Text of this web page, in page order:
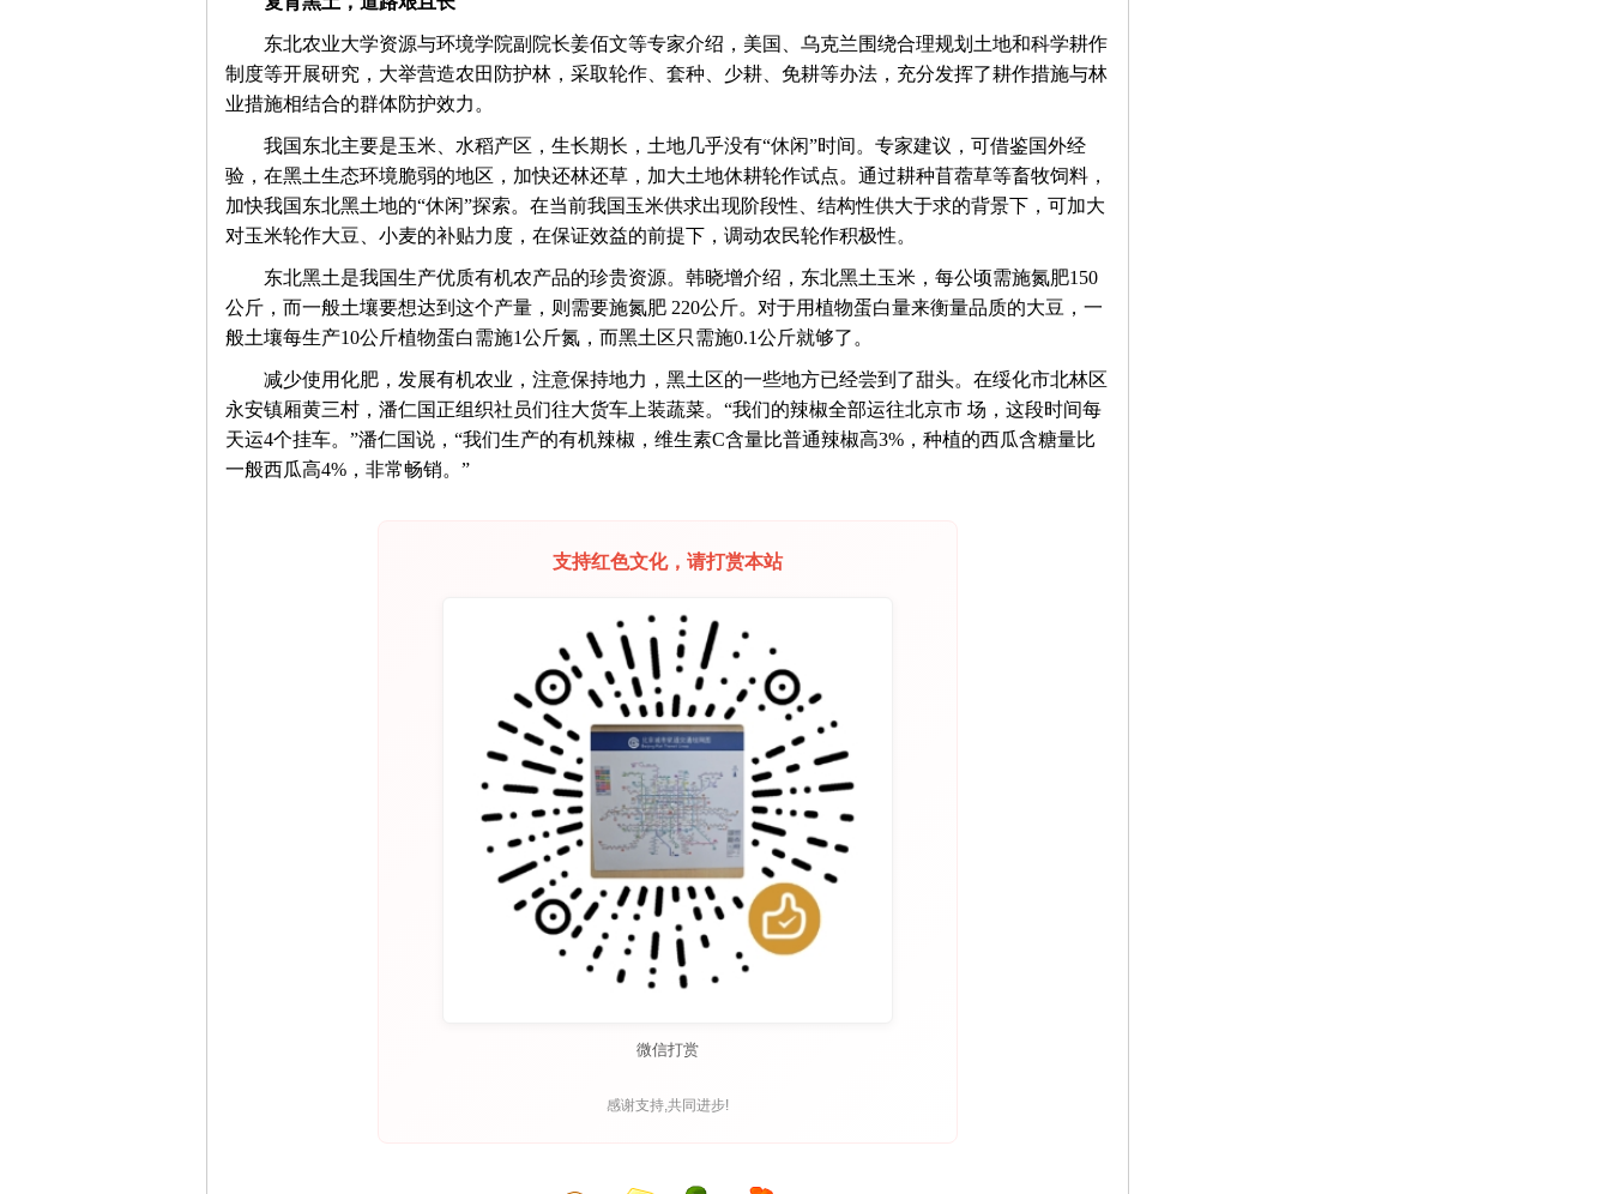
东北农业大学资源与环境学院副院长姜佰文等专家介绍，美国、乌克兰围绕合理规划土地和科学耕作
制度等开展研究，大举营造农田防护林，采取轮作、套种、少耕、免耕等办法，充分发挥了耕作措施与林
业措施相结合的群体防护效力。
我国东北主要是玉米、水稻产区，生长期长，土地几乎没有“休闲”时间。专家建议，可借鉴国外经
验，在黑土生态环境脆弱的地区，加快还林还草，加大土地休耕轮作试点。通过耕种苜蓿草等畜牧饲料，
加快我国东北黑土地的“休闲”探索。在当前我国玉米供求出现阶段性、结构性供大于求的背景下，可加大
对玉米轮作大豆、小麦的补贴力度，在保证效益的前提下，调动农民轮作积极性。
东北黑土是我国生产优质有机农产品的珍贵资源。韩晓增介绍，东北黑土玉米，每公顷需施氮肥150
公斤，而一般土壤要想达到这个产量，则需要施氮肥 220公斤。对于用植物蛋白量来衡量品质的大豆，一
般土壤每生产10公斤植物蛋白需施1公斤氮，而黑土区只需施0.1公斤就够了。
减少使用化肥，发展有机农业，注意保持地力，黑土区的一些地方已经尝到了甜头。在绥化市北林区
永安镇厢黄三村，潘仁国正组织社员们往大货车上装蔬菜。“我们的辣椒全部运往北京市 场，这段时间每
天运4个挂车。”潘仁国说，“我们生产的有机辣椒，维生素C含量比普通辣椒高3%，种植的西瓜含糖量比
一般西瓜高4%，非常畅销。”
支持红色文化，请打赏本站
微信打赏
感谢支持,共同进步!